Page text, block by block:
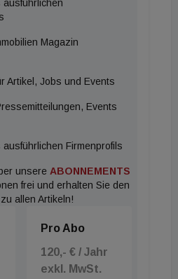
das Bild der
Andrea Dissauer
gesellschaftlichen
transparenten Märkten bei.
unserer starken
sind wir auch Botschafter
Österreich."
Magazin
Artikel, Jobs und Events
Events
Firmenprofils
unsere ABONNEMENTS
frei und erhalten Sie den
allen Artikeln!
Pro Abo
120,- € / Jahr
exkl. MwSt.